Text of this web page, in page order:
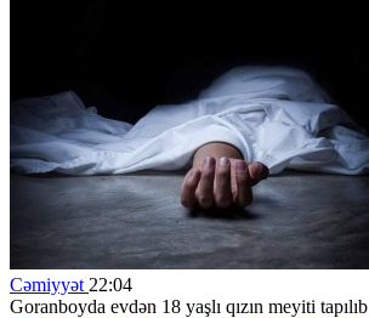
Cəmiyyət 22:04
Goranboyda evdən 18 yaşlı qızın meyiti tapılıb